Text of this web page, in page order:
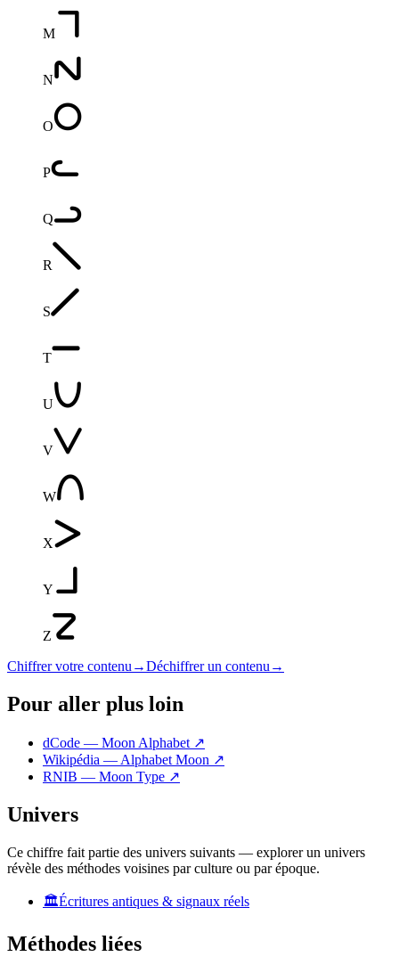
M
N
O
P
Q
R
S
T
U
V
W
X
Y
Z
Chiffrer votre contenu →Déchiffrer un contenu →
Pour aller plus loin
dCode — Moon Alphabet ↗
Wikipédia — Alphabet Moon ↗
RNIB — Moon Type ↗
Univers
Ce chiffre fait partie des univers suivants — explorer un univers
révèle des méthodes voisines par culture ou par époque.
🏛️Écritures antiques & signaux réels
Méthodes liées